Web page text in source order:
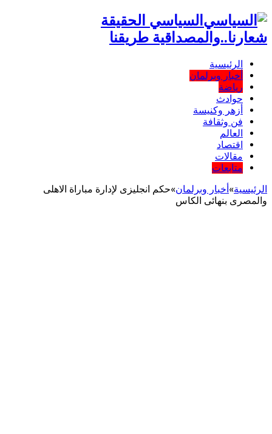
السياسي الحقيقة
شعارنا..والمصداقية طريقنا
الرئيسية
أخبار وبرلمان
رياضة
حوادث
أزهر وكنيسة
فن وثقافة
العالم
اقتصاد
مقالات
متابعات
الرئيسية»أخبار وبرلمان»حكم انجليزى لإدارة مباراة الاهلى
والمصرى بنهائى الكاس